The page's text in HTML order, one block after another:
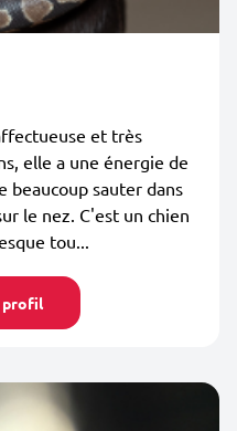
et très
elle a une énergie de
beaucoup sauter dans
le nez. C'est un chien
tou...
profil